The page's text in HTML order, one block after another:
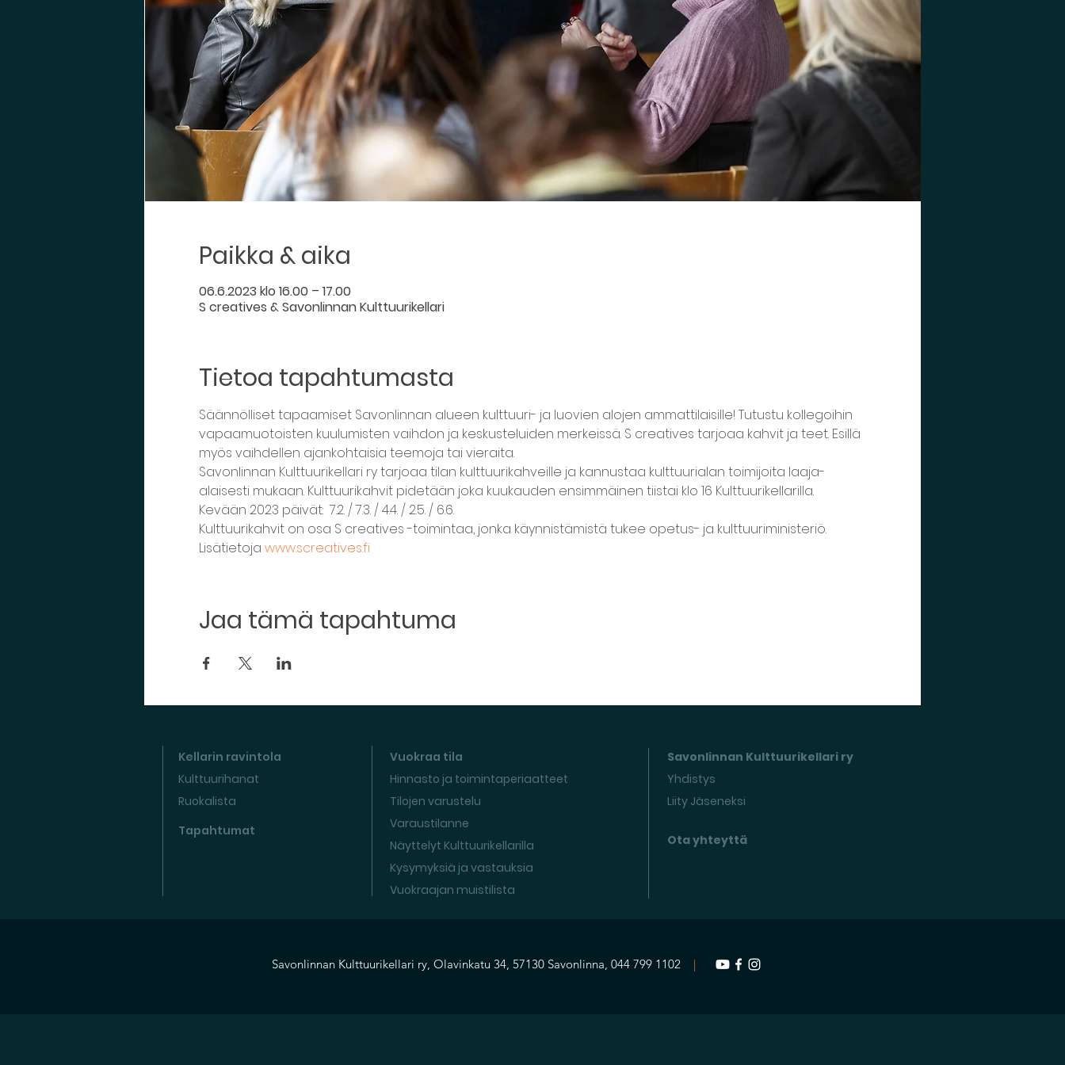
Paikka & aika
06.6.2023 klo 16.00 – 17.00
S creatives & Savonlinnan Kulttuurikellari
Tietoa tapahtumasta
Säännölliset tapaamiset Savonlinnan alueen kulttuuri- ja luovien alojen ammattilaisille! Tutustu kollegoihin
vapaamuotoisten kuulumisten vaihdon ja keskusteluiden merkeissä. S creatives tarjoaa kahvit ja teet. Esillä
myös vaihdellen ajankohtaisia teemoja tai vieraita.
Savonlinnan Kulttuurikellari ry tarjoaa tilan kulttuurikahveille ja kannustaa kulttuurialan toimijoita laaja-
alaisesti mukaan. Kulttuurikahvit pidetään joka kuukauden ensimmäinen tiistai klo 16 Kulttuurikellarilla.
Kevään 2023 päivät:  7.2. / 7.3. / 4.4. / 2.5. / 6.6.
Kulttuurikahvit on osa S creatives -toimintaa, jonka käynnistämistä tukee opetus- ja kulttuuriministeriö.
Lisätietoja www.screatives.fi
Jaa tämä tapahtuma
Kellarin ravintola
Kulttuurihanat
Ruokalista
Tapahtumat
Vuokraa tila
Hinnasto ja toimintaperiaatteet
Tilojen varustelu
Varaustilanne
Näyttelyt Kulttuurikellarilla
Kysymyksiä ja vastauksia
Vuokraajan muistilista
Savonlinnan Kulttuurikellari ry
Yhdistys
Liity Jäseneksi
Ota yhteyttä
Savonlinnan Kulttuurikellari ry, Olavinkatu 34, 57130 Savonlinna, 044 799 1102 |